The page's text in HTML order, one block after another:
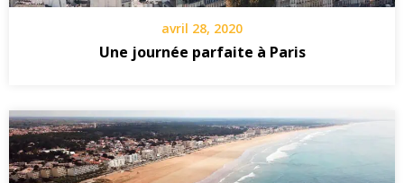
avril 28, 2020
Une journée parfaite à Paris